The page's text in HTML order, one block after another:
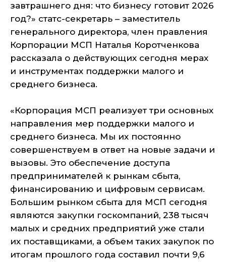
завтрашнего дня: что бизнесу готовит 2026
год?» статс-секретарь – заместитель
генерального директора, член правления
Корпорации МСП Наталья Коротченкова
рассказала о действующих сегодня мерах
и инструментах поддержки малого и
среднего бизнеса.
«Корпорация МСП реализует три основных
направления мер поддержки малого и
среднего бизнеса. Мы их постоянно
совершенствуем в ответ на новые задачи и
вызовы. Это обеспечение доступа
предпринимателей к рынкам сбыта,
финансированию и цифровым сервисам.
Большим рынком сбыта для МСП сегодня
являются закупки госкомпаний, 238 тысяч
малых и средних предприятий уже стали
их поставщиками, а объем таких закупок по
итогам прошлого года составил почти 9,6